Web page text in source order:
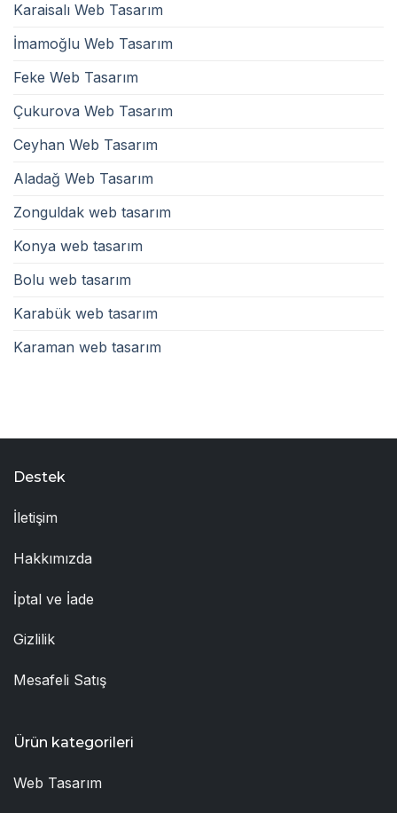
Karaisalı Web Tasarım
İmamoğlu Web Tasarım
Feke Web Tasarım
Çukurova Web Tasarım
Ceyhan Web Tasarım
Aladağ Web Tasarım
Zonguldak web tasarım
Konya web tasarım
Bolu web tasarım
Karabük web tasarım
Karaman web tasarım
Destek
İletişim
Hakkımızda
İptal ve İade
Gizlilik
Mesafeli Satış
Ürün kategorileri
Web Tasarım